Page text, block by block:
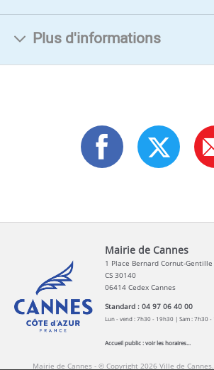
Plus d'informations
Mairie de Cannes
1 Place Bernard Cornut-Gentille
CS 30140
06414 Cedex Cannes
Standard : 04 97 06 40 00
Lun - vend : 7h30 - 19h30 | Sam : 7h30 -
Accueil public :voir les horaires...
Mairie de Cannes - © Copyright 2026 Ville de